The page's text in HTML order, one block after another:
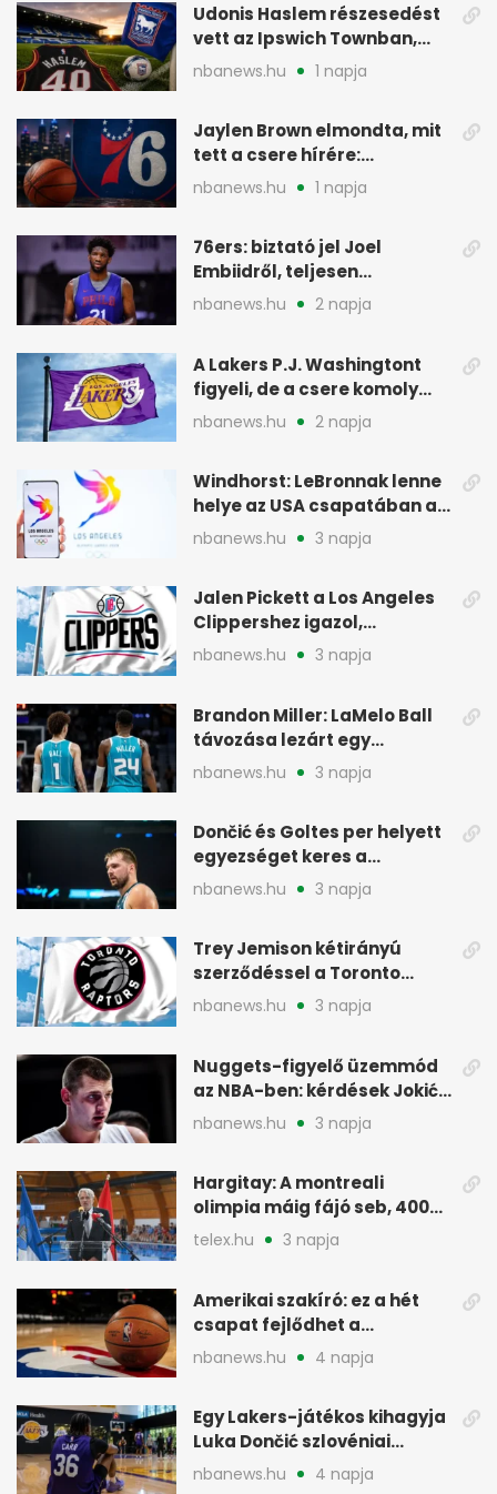
Udonis Haslem részesedést
vett az Ipswich Townban,
Premier League-szereplés
nbanews.hu 1 napja
Jaylen Brown elmondta, mit
tett a csere hírére:
elhajította a telefonját
nbanews.hu 1 napja
76ers: biztató jel Joel
Embiidről, teljesen
egészségesen készül
nbanews.hu 2 napja
A Lakers P.J. Washingtont
figyeli, de a csere komoly
akadályokba ütközhet
nbanews.hu 2 napja
Windhorst: LeBronnak lenne
helye az USA csapatában a
2028-as olimpián
nbanews.hu 3 napja
Jalen Pickett a Los Angeles
Clippershez igazol,
kétirányú szerződéssel
nbanews.hu 3 napja
Brandon Miller: LaMelo Ball
távozása lezárt egy
korszakot a Hornetsnél
nbanews.hu 3 napja
Dončić és Goltes per helyett
egyezséget keres a
gyerekügyben
nbanews.hu 3 napja
Trey Jemison kétirányú
szerződéssel a Toronto
Raptorshoz igazolt
nbanews.hu 3 napja
Nuggets-figyelő üzemmód
az NBA-ben: kérdések Jokić
jövőjéről
nbanews.hu 3 napja
Hargitay: A montreali
olimpia máig fájó seb, 400
vegyesen 4. lett
telex.hu 3 napja
Amerikai szakíró: ez a hét
csapat fejlődhet a
legtöbbet az NBA-ben
nbanews.hu 4 napja
Egy Lakers-játékos kihagyja
Luka Dončić szlovéniai
minicampjét
nbanews.hu 4 napja